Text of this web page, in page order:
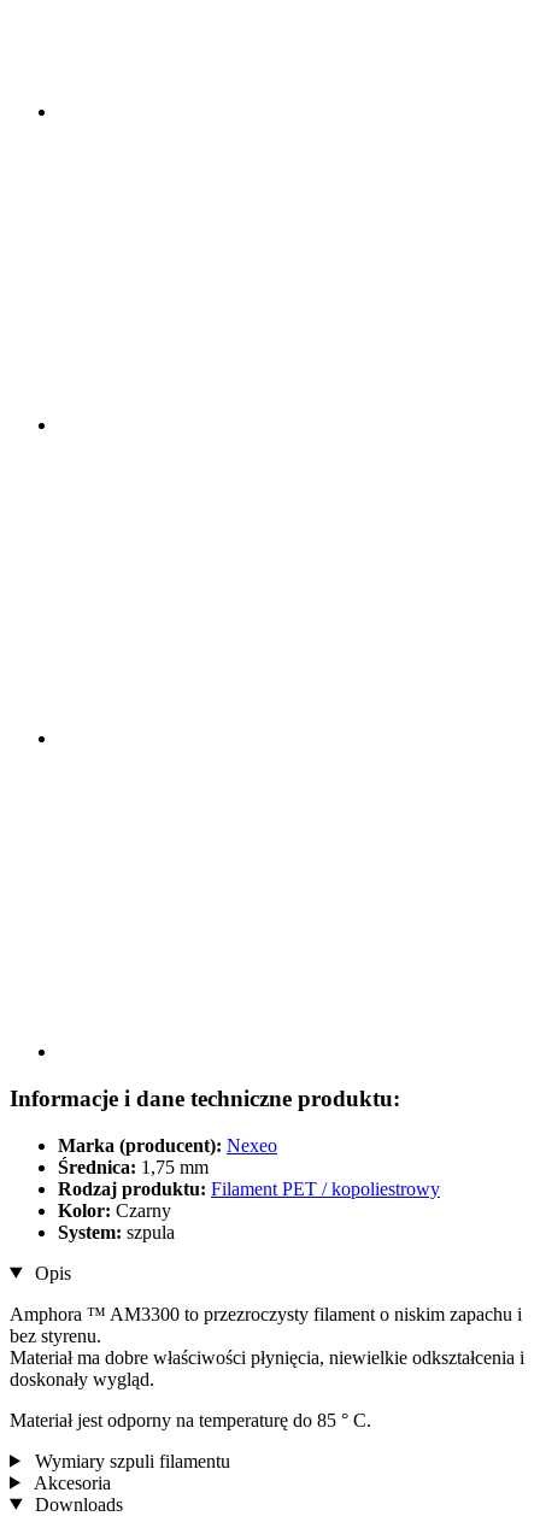
Informacje i dane techniczne produktu:
Marka (producent): Nexeo
Średnica: 1,75 mm
Rodzaj produktu: Filament PET / kopoliestrowy
Kolor: Czarny
System: szpula
Opis
Amphora ™ AM3300 to przezroczysty filament o niskim zapachu i
bez styrenu.
Materiał ma dobre właściwości płynięcia, niewielkie odkształcenia i
doskonały wygląd.
Materiał jest odporny na temperaturę do 85 ° C.
Wymiary szpuli filamentu
Akcesoria
Downloads